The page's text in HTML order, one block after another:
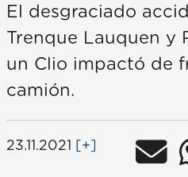
El desgraciado
Trenque Lauquen y
un Clio impactó de
camión.
23.11.2021 [+]